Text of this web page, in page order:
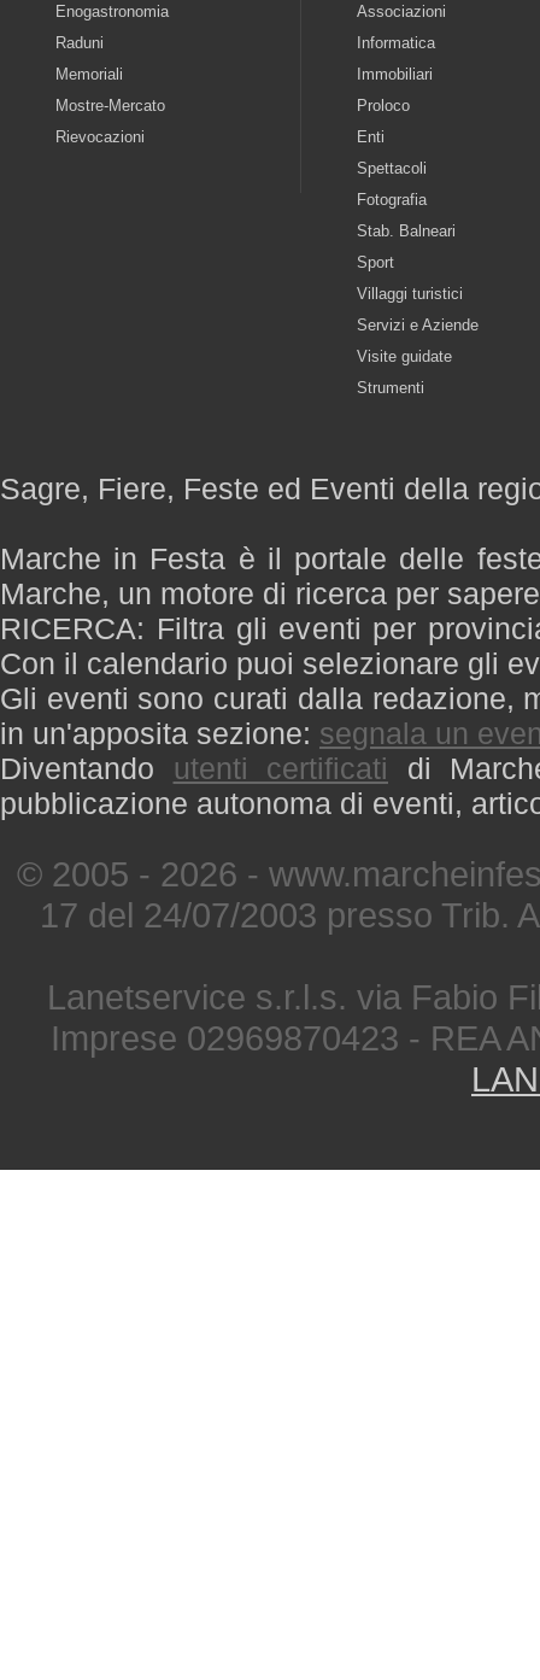
Enogastronomia
Raduni
Memoriali
Mostre-Mercato
Rievocazioni
Associazioni
Informatica
Immobiliari
Proloco
Enti
Spettacoli
Fotografia
Stab. Balneari
Sport
Villaggi turistici
Servizi e Aziende
Visite guidate
Strumenti
Sagre, Fiere, Feste ed Eventi della
Marche in Festa è il portale delle
Marche, un motore di ricerca per
RICERCA: Filtra gli eventi per
Con il calendario puoi selezionare gli
Gli eventi sono curati dalla redazione,
in un'apposita sezione: segnala un
Diventando utenti certificati di
pubblicazione autonoma di eventi,
© 2005 - 2026 -
17 del 24/07/2003 presso Trib.
Lanetservice s.r.l.s. via Fabio
Imprese 02969870423 - REA